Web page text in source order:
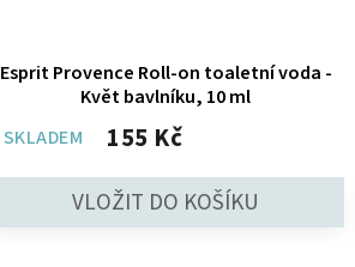
Esprit Provence Roll-on toaletní voda -
Květ bavlníku, 10 ml
SKLADEM
155 Kč